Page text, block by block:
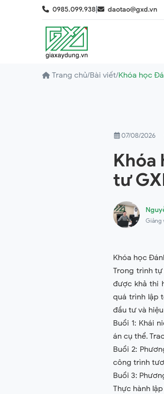
0985.099.938 daotao@gxd.vn
Trang chủ/Bài viết/Khóa học
07/08/2026
Khóa
tư
Giảng
Khóa học
Trong trình
được khả thi
quá trình lập
đầu tư và
Buổi 1: Khái
án cụ thể.
Buổi 2:
công trình
Buổi 3:
Thực hành